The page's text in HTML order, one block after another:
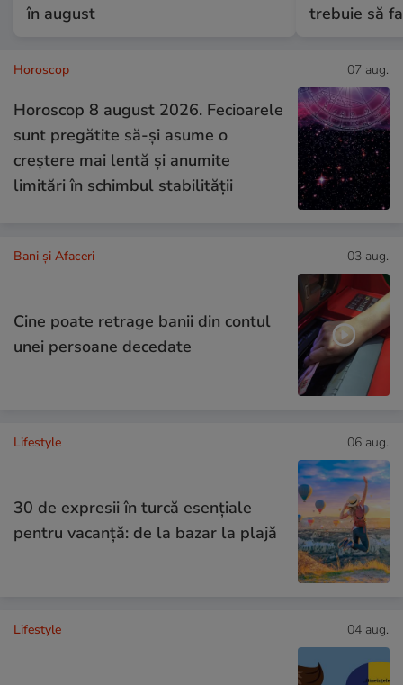
în august
trebuie să
Horoscop 07 aug.
Horoscop 8 august 2026. Fecioarele
sunt pregătite să-și asume o
creștere mai lentă și anumite
limitări în schimbul stabilității
Bani și Afaceri 03 aug.
Cine poate retrage banii din contul
unei persoane decedate
Lifestyle 06 aug.
30 de expresii în turcă esențiale
pentru vacanță: de la bazar la plajă
Lifestyle 04 aug.